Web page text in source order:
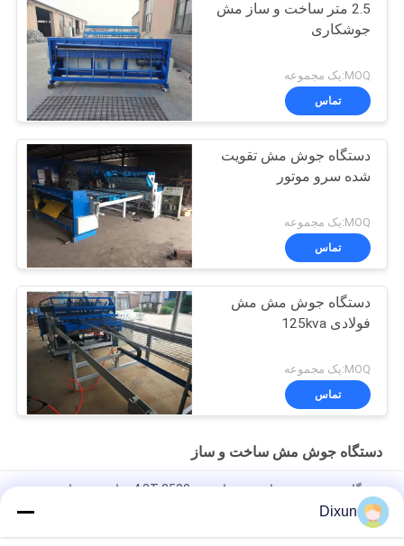
2.5 متر ساخت و ساز مش
جوشکاری
MOQ:یک مجموعه
تماس
دستگاه جوش مش تقویت
شده سرو موتور
MOQ:یک مجموعه
تماس
دستگاه جوش مش مش
فولادی 125kva
MOQ:یک مجموعه
تماس
دستگاه جوش مش ساخت و ساز
دستگاه جوش مش ساخت و ساز 4.8T 2500mm ساخت و ساز
2.5 متر ساخت و ساز مش جوشکاری ماشین ، سیم اتوماتیک ماشین
جوشکاری مش
Dixun